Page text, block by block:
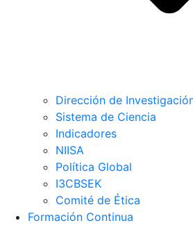
Dirección de
Sistema de Ciencia
Indicadores
NIISA
Política Global
I3CBSEK
Comité de Ética
Formación Continua